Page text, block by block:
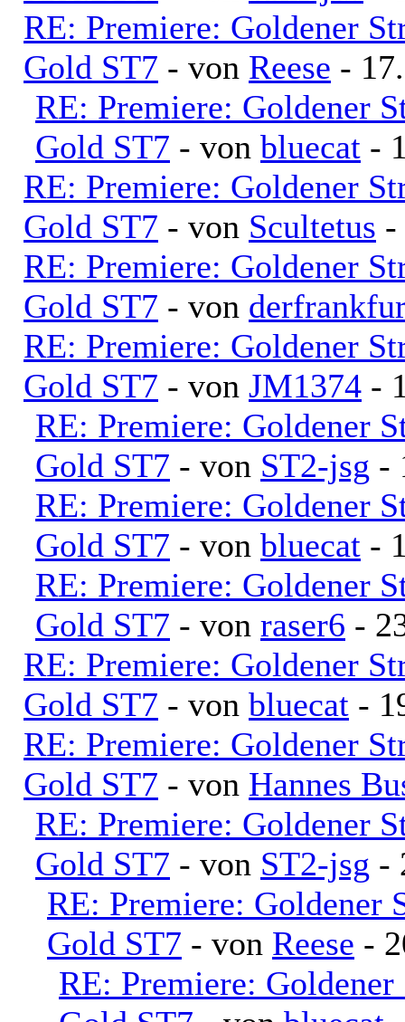
RE: Premiere: Goldener
Gold ST7 - von Reese -
RE: Premiere: Goldener
Gold ST7 - von bluecat -
RE: Premiere: Goldener
Gold ST7 - von Scultetus -
RE: Premiere: Goldener
Gold ST7 - von
RE: Premiere: Goldener
Gold ST7 - von JM1374 -
RE: Premiere: Goldener
Gold ST7 - von ST2-jsg -
RE: Premiere: Goldener
Gold ST7 - von bluecat -
RE: Premiere: Goldener
Gold ST7 - von raser6 -
RE: Premiere: Goldener
Gold ST7 - von bluecat -
RE: Premiere: Goldener
Gold ST7 - von Hannes
RE: Premiere: Goldener
Gold ST7 - von ST2-jsg -
RE: Premiere: Goldener
Gold ST7 - von Reese -
RE: Premiere: